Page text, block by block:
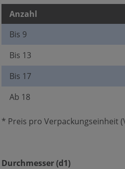
Anzahl
Bis 9
Bis 13
Bis 17
Ab 18
* Preis pro Verpackungseinheit
Durchmesser (d1)auswählen